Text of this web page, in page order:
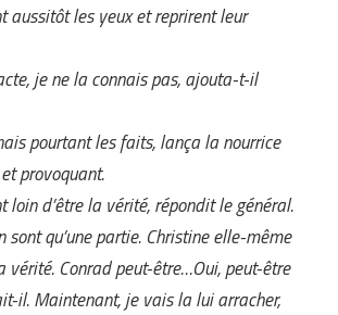
aussitôt les yeux et reprirent leur
je ne la connais pas, ajouta-t-il
pourtant les faits, lança la nourrice
provoquant.
loin d’être la vérité, répondit le général.
sont qu’une partie. Christine elle-même
vérité. Conrad peut-être…Oui, peut-être
il. Maintenant, je vais la lui arracher,